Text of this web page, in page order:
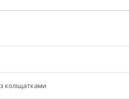
коліщатками